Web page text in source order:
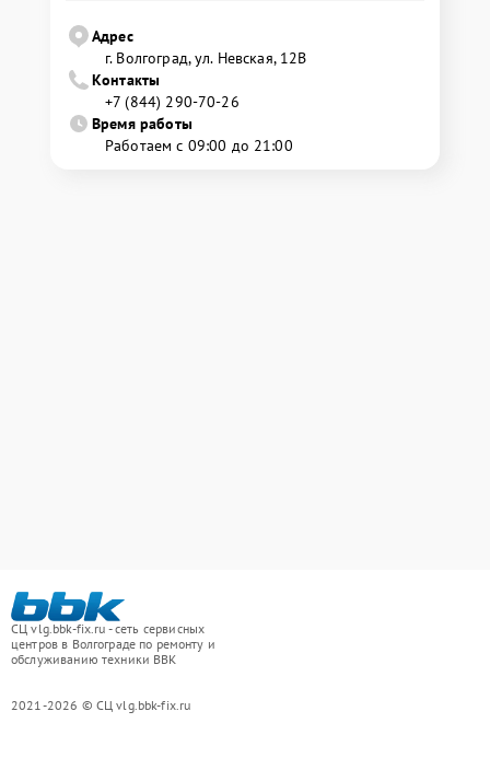
Адрес
г. Волгоград, ул. Невская, 12В
Контакты
+7 (844) 290-70-26
Время работы
Работаем с 09:00 до 21:00
СЦ vlg.bbk-fix.ru - сеть сервисных
центров в Волгограде по ремонту и
обслуживанию техники BBK
2021-2026 © СЦ vlg.bbk-fix.ru